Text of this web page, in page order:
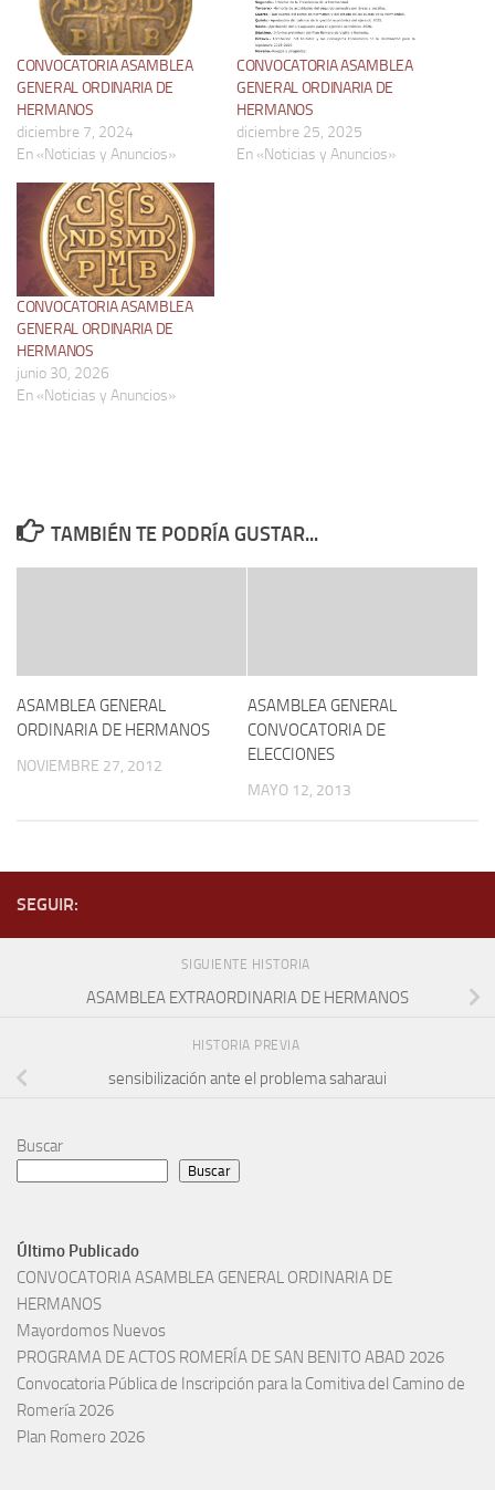
CONVOCATORIA ASAMBLEA
GENERAL ORDINARIA DE
HERMANOS
diciembre 7, 2024
En «Noticias y Anuncios»
CONVOCATORIA ASAMBLEA
GENERAL ORDINARIA DE
HERMANOS
diciembre 25, 2025
En «Noticias y Anuncios»
CONVOCATORIA ASAMBLEA
GENERAL ORDINARIA DE
HERMANOS
junio 30, 2026
En «Noticias y Anuncios»
TAMBIÉN TE PODRÍA GUSTAR...
ASAMBLEA GENERAL
ORDINARIA DE HERMANOS
NOVIEMBRE 27, 2012
ASAMBLEA GENERAL
CONVOCATORIA DE
ELECCIONES
MAYO 12, 2013
SEGUIR:
SIGUIENTE HISTORIA
ASAMBLEA EXTRAORDINARIA DE HERMANOS
HISTORIA PREVIA
sensibilización ante el problema saharaui
Buscar
Buscar
Último Publicado
CONVOCATORIA ASAMBLEA GENERAL ORDINARIA DE
HERMANOS
Mayordomos Nuevos
PROGRAMA DE ACTOS ROMERÍA DE SAN BENITO ABAD 2026
Convocatoria Pública de Inscripción para la Comitiva del Camino de
Romería 2026
Plan Romero 2026